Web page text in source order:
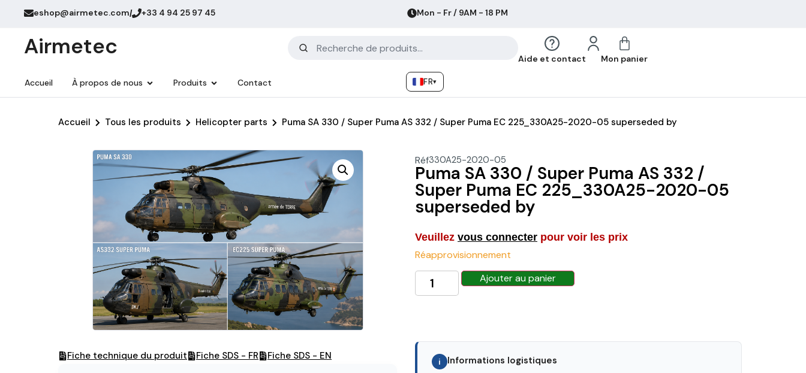
eshop@airmetec.com/ +33 4 94 25 97 45 Mon - Fr / 9AM - 18 PM
Airmetec Aide et contact Mon panier
Accueil À propos de nous Produits Contact FR▾
Accueil Tous les produits Helicopter parts Puma SA 330 / Super Puma AS 332 / Super Puma EC 225_330A25-2020-05 superseded by
Réf330A25-2020-05
Puma SA 330 / Super Puma AS 332 /
Super Puma EC 225_330A25-2020-05
superseded by
Veuillez vous connecter pour voir les prix
Réapprovisionnement
Ajouter au panier
i Informations logistiques
Fiche technique du produit Fiche SDS - FR Fiche SDS - EN